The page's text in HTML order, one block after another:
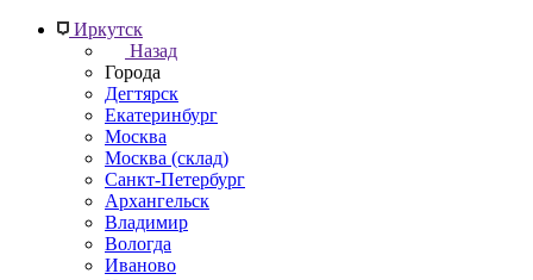
Иркутск
Назад
Города
Дегтярск
Екатеринбург
Москва
Москва (склад)
Санкт-Петербург
Архангельск
Владимир
Вологда
Иваново